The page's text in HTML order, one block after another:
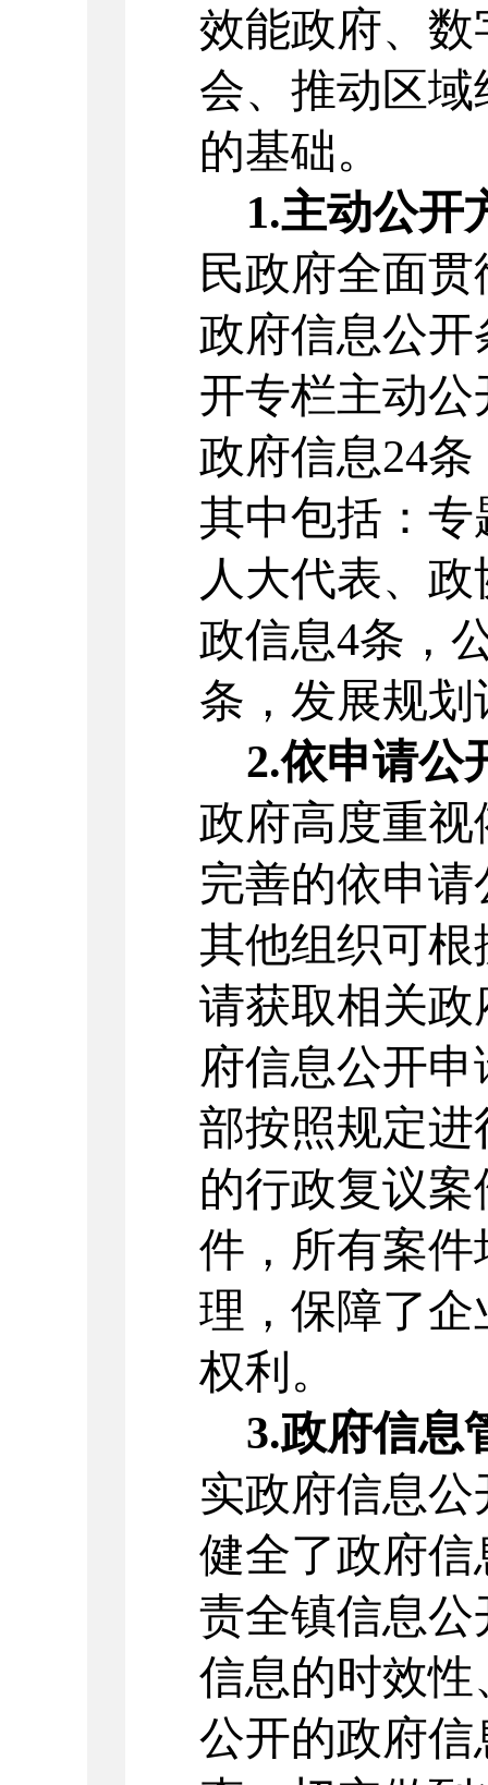
效能政府、
会、推动区
的基础。
1.主动公开
民政府全面
政府信息公开
开专栏主动
政府信息24条
其中包括： 专
人大代表、政
政信息4条，
条， 发展规划
2.依申请公
政府高度重
完善的依申
其他组织可
请获取相关政
府信息公开申
部按照规定进
的行政复议案
件，所有案
理，保障了
权利。
3.政府信息
实政府信息公
健全了政府信
责全镇信息公
信息的时效性
公开的政府